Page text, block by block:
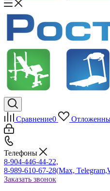
Сравнение0
Телефоны
8-904-446-44-22,
8-989-610-67-28(Max,
Заказать звонок